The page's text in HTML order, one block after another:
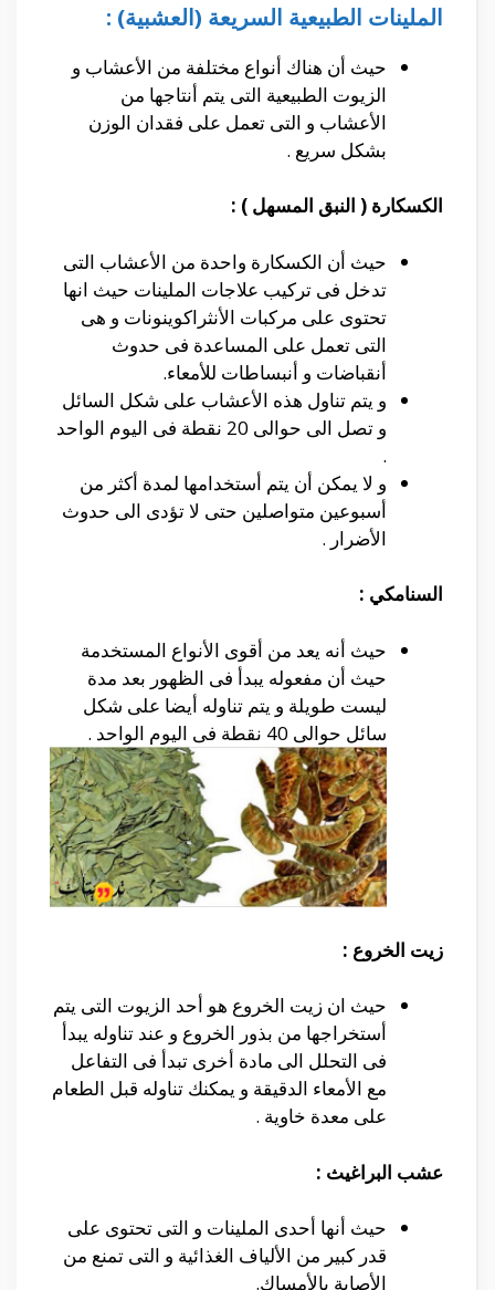
الملينات الطبيعية السريعة (العشبية) :
حيث أن هناك أنواع مختلفة من الأعشاب و
الزيوت الطبيعية التى يتم أنتاجها من
الأعشاب و التى تعمل على فقدان الوزن
بشكل سريع .
الكسكارة ( النبق المسهل ) :
حيث أن الكسكارة واحدة من الأعشاب التى
تدخل فى تركيب علاجات الملينات حيث انها
تحتوى على مركبات الأنثراكوينونات و هى
التى تعمل على المساعدة فى حدوث
أنقباضات و أنبساطات للأمعاء.
و يتم تناول هذه الأعشاب على شكل السائل
و تصل الى حوالى 20 نقطة فى اليوم الواحد
.
و لا يمكن أن يتم أستخدامها لمدة أكثر من
أسبوعين متواصلين حتى لا تؤدى الى حدوث
الأضرار .
السنامكي :
حيث أنه يعد من أقوى الأنواع المستخدمة
حيث أن مفعوله يبدأ فى الظهور بعد مدة
ليست طويلة و يتم تناوله أيضا على شكل
سائل حوالى 40 نقطة فى اليوم الواحد .
زيت الخروع :
حيث ان زيت الخروع هو أحد الزيوت التى يتم
أستخراجها من بذور الخروع و عند تناوله يبدأ
فى التحلل الى مادة أخرى تبدأ فى التفاعل
مع الأمعاء الدقيقة و يمكنك تناوله قبل الطعام
على معدة خاوية .
عشب البراغيث :
حيث أنها أحدى الملينات و التى تحتوى على
قدر كبير من الألياف الغذائية و التى تمنع من
الأصابة بالأمساك.